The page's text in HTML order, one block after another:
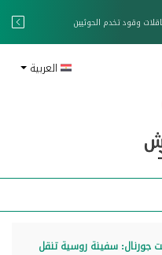
وقود تخدم الحوثيين
العربية
جورنال: سفينة روسية تنقل